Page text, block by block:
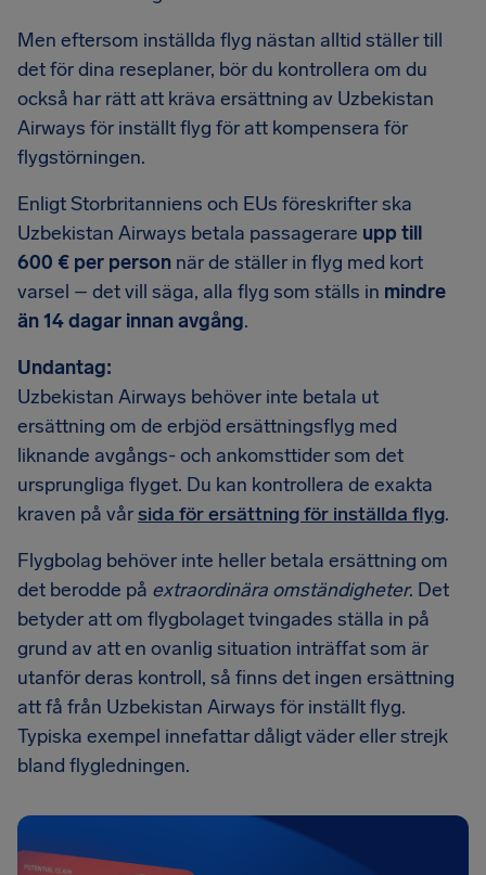
Men eftersom inställda flyg nästan alltid ställer till
det för dina reseplaner, bör du kontrollera om du
också har rätt att kräva ersättning av Uzbekistan
Airways för inställt flyg för att kompensera för
flygstörningen.
Enligt Storbritanniens och EUs föreskrifter ska
Uzbekistan Airways betala passagerare upp till
600 € per person när de ställer in flyg med kort
varsel – det vill säga, alla flyg som ställs in mindre
än 14 dagar innan avgång.
Undantag:
Uzbekistan Airways behöver inte betala ut
ersättning om de erbjöd ersättningsflyg med
liknande avgångs- och ankomsttider som det
ursprungliga flyget. Du kan kontrollera de exakta
kraven på vårsida för ersättning för inställda flyg.
Flygbolag behöver inte heller betala ersättning om
det berodde på extraordinära omständigheter. Det
betyder att om flygbolaget tvingades ställa in på
grund av att en ovanlig situation inträffat som är
utanför deras kontroll, så finns det ingen ersättning
att få från Uzbekistan Airways för inställt flyg.
Typiska exempel innefattar dåligt väder eller strejk
bland flygledningen.